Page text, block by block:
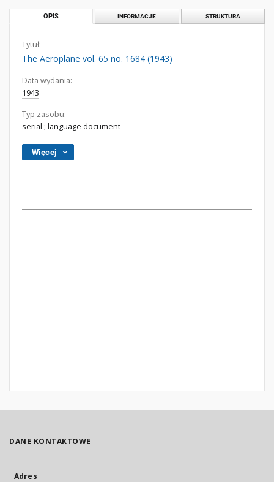
OPIS INFORMACJE STRUKTURA
Tytuł:
The Aeroplane vol. 65 no. 1684 (1943)
Data wydania:
1943
Typ zasobu:
serial ; language document
Więcej
DANE KONTAKTOWE
Adres